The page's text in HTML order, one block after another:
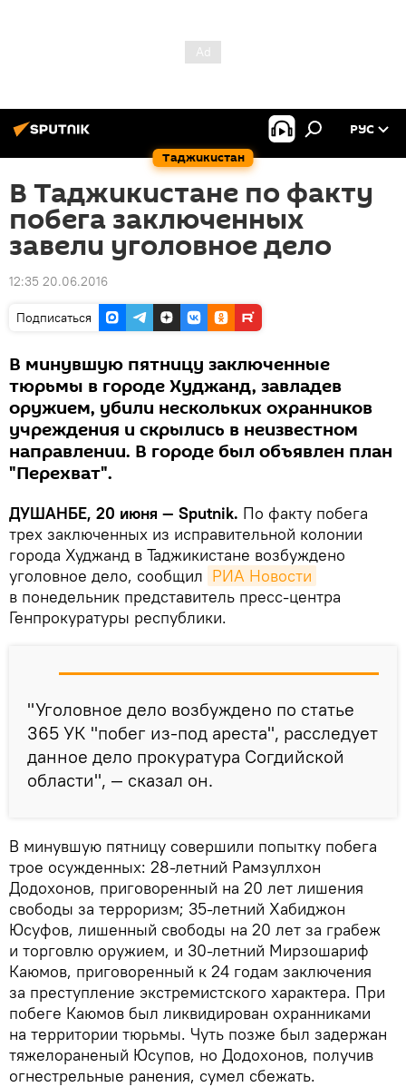
Таджикистан
РУС
В Таджикистане по факту
побега заключенных
завели уголовное дело
12:35 20.06.2016
Подписаться
В минувшую пятницу заключенные
тюрьмы в городе Худжанд, завладев
оружием, убили нескольких охранников
учреждения и скрылись в неизвестном
направлении. В городе был объявлен план
"Перехват".
ДУШАНБЕ, 20 июня — Sputnik. По факту побега
трех заключенных из исправительной колонии
города Худжанд в Таджикистане возбуждено
уголовное дело, сообщил РИА Новости
в понедельник представитель пресс-центра
Генпрокуратуры республики.
"Уголовное дело возбуждено по статье
365 УК "побег из-под ареста", расследует
данное дело прокуратура Согдийской
области", — сказал он.
В минувшую пятницу совершили попытку побега
трое осужденных: 28-летний Рамзуллхон
Додохонов, приговоренный на 20 лет лишения
свободы за терроризм; 35-летний Хабиджон
Юсуфов, лишенный свободы на 20 лет за грабеж
и торговлю оружием, и 30-летний Мирзошариф
Каюмов, приговоренный к 24 годам заключения
за преступление экстремистского характера. При
побеге Каюмов был ликвидирован охранниками
на территории тюрьмы. Чуть позже был задержан
тяжелораненый Юсупов, но Додохонов, получив
огнестрельные ранения, сумел сбежать.